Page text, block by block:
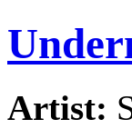
Artist: